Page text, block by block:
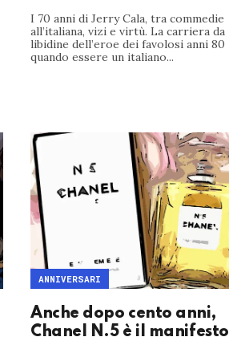
I 70 anni di Jerry Cala, tra commedie
all’italiana, vizi e virtù. La carriera da
libidine dell’eroe dei favolosi anni 80
quando essere un italiano...
Anche dopo cento anni,
Chanel N.5 è il manifesto
ANNIVERSARI